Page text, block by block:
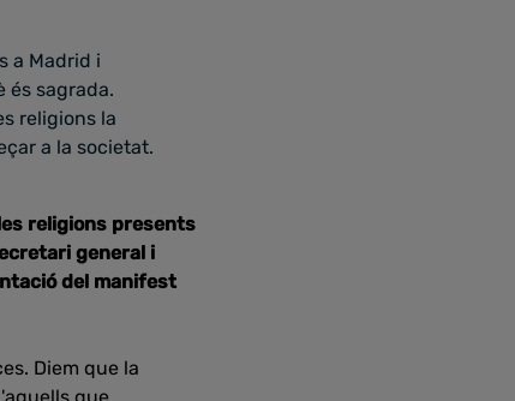
a Madrid i
és sagrada.
religions la
a la societat.
religions presents
general i
del manifest
Diem que la